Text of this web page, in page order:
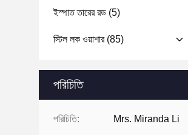
ইস্পাত তারের রড (5)
স্টিল লক ওয়াশার(85)
পরিচিতি
পরিচিতি: Mrs. Miranda Li